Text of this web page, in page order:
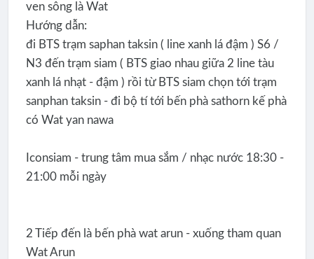
ven sông là Wat
Hướng dẫn:
đi BTS trạm saphan taksin ( line xanh lá đậm ) S6 /
N3 đến trạm siam ( BTS giao nhau giữa 2 line tàu
xanh lá nhạt - đậm ) rồi từ BTS siam chọn tới trạm
sanphan taksin - đi bộ tí tới bến phà sathorn kế phà
có Wat yan nawa
Iconsiam - trung tâm mua sắm / nhạc nước 18:30 -
21:00 mỗi ngày
2 Tiếp đến là bến phà wat arun - xuống tham quan
Wat Arun